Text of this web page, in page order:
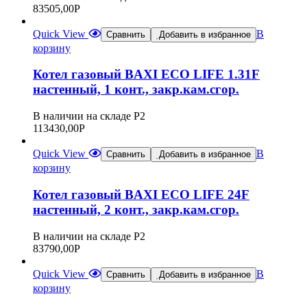
83505,00Р
Quick View Сравнить Добавить в избранное В
корзину
Котел газовый BAXI ECO LIFE 1.31F
настенный, 1 конт., закр.кам.сгор.
В наличии на складе Р2
113430,00Р
Quick View Сравнить Добавить в избранное В
корзину
Котел газовый BAXI ECO LIFE 24F
настенный, 2 конт., закр.кам.сгор.
В наличии на складе Р2
83790,00Р
Quick View Сравнить Добавить в избранное В
корзину